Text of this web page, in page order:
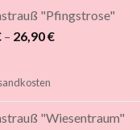
"Pfingstrose"
– 26,90€
"Wiesentraum"